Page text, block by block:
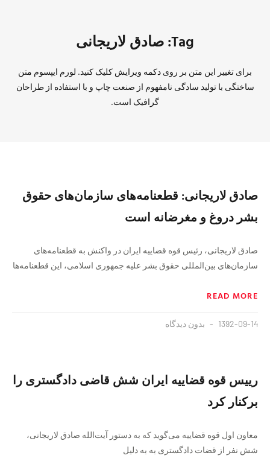
Tag: صادق لاریجانی
برای تغییر این متن بر روی دکمه ویرایش کلیک کنید. لورم ایپسوم متن
ساختگی با تولید سادگی نامفهوم از صنعت چاپ و با استفاده از طراحان
گرافیک است.
صادق لاریجانی: قطعنامه‌‎های سازمان‌های حقوق
بشر دروغ و مغرضانه است
صادق لاریجانی، رئیس قوه قضاییه ایران در واکنش به قطعنامه‌های
سازمان‌های بین‌المللی حقوق بشر علیه جمهوری اسلامی، این قطعنامه‌ها
READ MORE
1392-09-14 بدون دیدگاه
رییس قوه قضاییه ایران شش قاضی دادگستری را
برکنار کرد
معاون اول قوه قضاییه می‌گوید که به دستور آیت‌الله صادق لاریجانی،
شش نفر از قضات دادگستری به به دلیل